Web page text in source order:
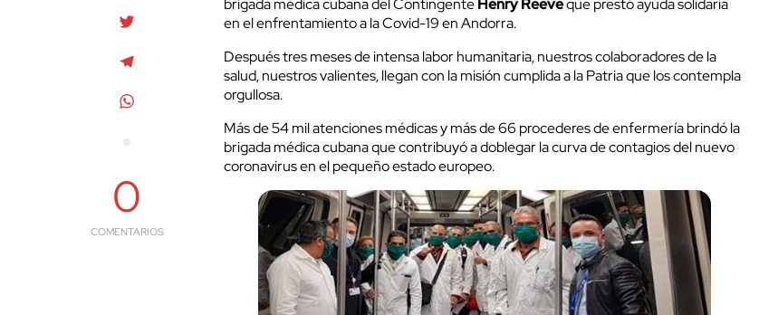
0
COMENTARIOS
brigada médica cubana del ContingenteHenry Reeveque prestó ayuda solidaria
en el enfrentamiento a laCovid-19en Andorra.
Después tres meses de intensa labor humanitaria, nuestros colaboradores de la
salud, nuestros valientes, llegan con la misión cumplida a la Patria que los contempla
orgullosa.
Más de 54 mil atenciones médicas y más de 66 procederes de enfermería brindó la
brigada médica cubana que contribuyó a doblegar la curva de contagios del nuevo
coronavirus en el pequeño estado europeo.